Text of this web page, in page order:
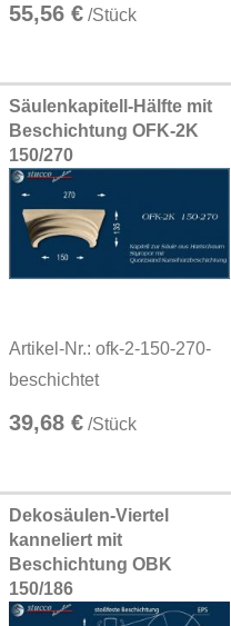
55,56 € /Stück
Säulenkapitell-Hälfte mit
Beschichtung OFK-2K
150/270
Artikel-Nr.: ofk-2-150-270-
beschichtet
39,68 € /Stück
Dekosäulen-Viertel
kanneliert mit
Beschichtung OBK
150/186